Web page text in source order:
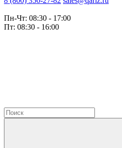
Пн-Чт: 08:30 - 17:00
Пт: 08:30 - 16:00